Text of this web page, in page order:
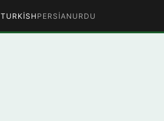
TURKISH PERSIAN URDU